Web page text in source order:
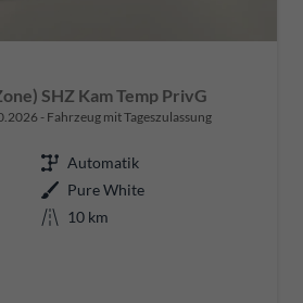
SHZ Kam Temp PrivG
Fahrzeug mit Tageszulassung
Automatik
Pure White
10 km